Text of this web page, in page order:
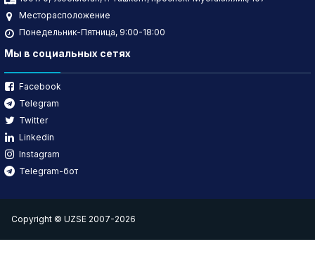
Месторасположение
Понедельник-Пятница, 9:00-18:00
Мы в социальных сетях
Facebook
Telegram
Twitter
Linkedin
Instagram
Telegram-бот
Copyright © UZSE 2007-2026